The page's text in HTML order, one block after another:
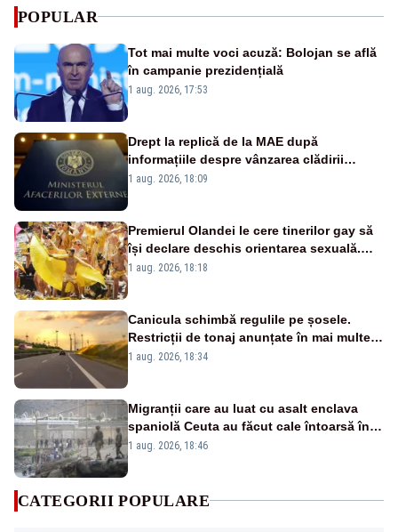
POPULAR
Tot mai multe voci acuză: Bolojan se află
în campanie prezidențială
1 aug. 2026, 17:53
Drept la replică de la MAE după
informațiile despre vânzarea clădirii
statului român din Manhattan
1 aug. 2026, 18:09
Premierul Olandei le cere tinerilor gay să
își declare deschis orientarea sexuală.
Apel făcut la Amsterdam Pride
1 aug. 2026, 18:18
Canicula schimbă regulile pe șosele.
Restricții de tonaj anunțate în mai multe
județe
1 aug. 2026, 18:34
Migranții care au luat cu asalt enclava
spaniolă Ceuta au făcut cale întoarsă în
Maroc. Anunțul Ursulei von der Leyen
1 aug. 2026, 18:46
CATEGORII POPULARE